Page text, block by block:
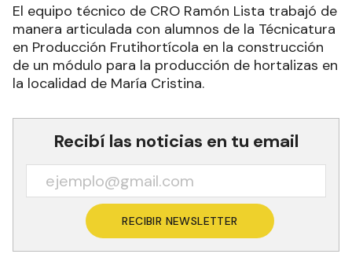
El equipo técnico de CRO Ramón Lista trabajó de
manera articulada con alumnos de la Técnicatura
en Producción Frutihortícola en la construcción
de un módulo para la producción de hortalizas en
la localidad de María Cristina.
Recibí las noticias en tu email
RECIBIR NEWSLETTER